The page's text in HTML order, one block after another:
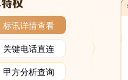
标讯详情查看
关键电话直连
甲方分析查询